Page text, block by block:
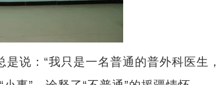
说：“我只是一名普通的普外科医生，